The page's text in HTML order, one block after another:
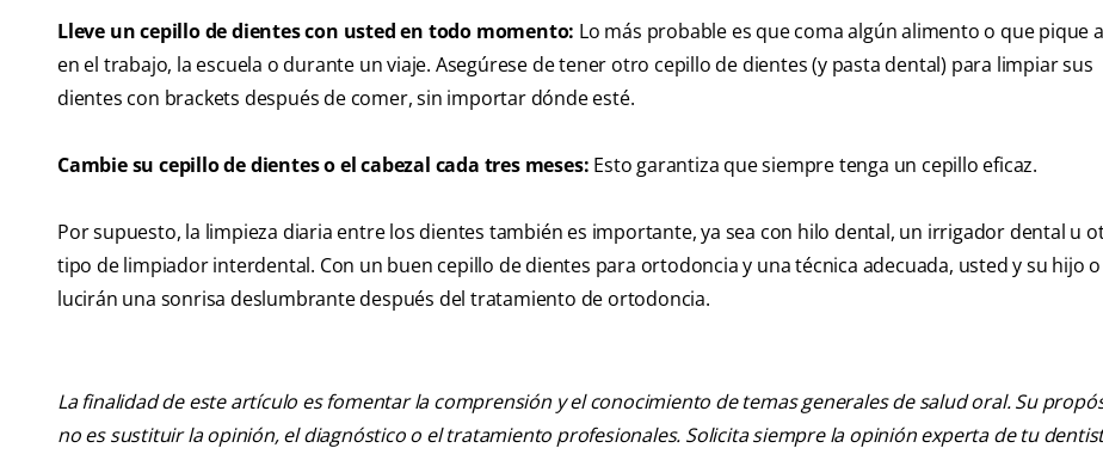
Lleve un cepillo de dientes con usted en todo momento: Lo más probable es que coma algún alimento o que pique
en el trabajo, la escuela o durante un viaje. Asegúrese de tener otro cepillo de dientes (y pasta dental) para limpiar sus
dientes con brackets después de comer, sin importar dónde esté.
Cambie su cepillo de dientes o el cabezal cada tres meses: Esto garantiza que siempre tenga un cepillo eficaz.
Por supuesto, la limpieza diaria entre los dientes también es importante, ya sea con hilo dental, un irrigador dental u
tipo de limpiador interdental. Con un buen cepillo de dientes para ortodoncia y una técnica adecuada, usted y su hijo
lucirán una sonrisa deslumbrante después del tratamiento de ortodoncia.
La finalidad de este artículo es fomentar la comprensión y el conocimiento de temas generales de salud oral. Su
no es sustituir la opinión, el diagnóstico o el tratamiento profesionales. Solicita siempre la opinión experta de tu